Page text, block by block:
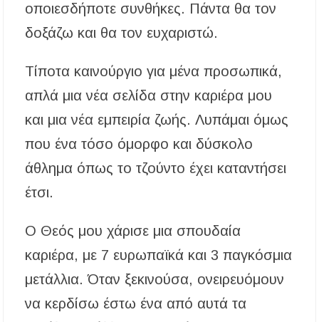
οποιεσδήποτε συνθήκες. Πάντα θα τον
δοξάζω και θα τον ευχαριστώ.
Τίποτα καινούργιο για μένα προσωπικά,
απλά μια νέα σελίδα στην καριέρα μου
και μια νέα εμπειρία ζωής. Λυπάμαι όμως
που ένα τόσο όμορφο και δύσκολο
άθλημα όπως το τζούντο έχει καταντήσει
έτσι.
Ο Θεός μου χάρισε μια σπουδαία
καριέρα, με 7 ευρωπαϊκά και 3 παγκόσμια
μετάλλια. Όταν ξεκινούσα, ονειρευόμουν
να κερδίσω έστω ένα από αυτά τα